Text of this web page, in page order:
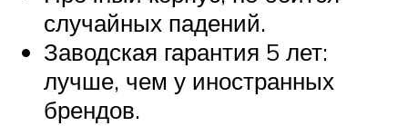
случайных падений.
Заводская гарантия 5 лет:
лучше, чем у иностранных
брендов.